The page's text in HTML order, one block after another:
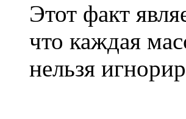
Этот факт
что каждая
нельзя